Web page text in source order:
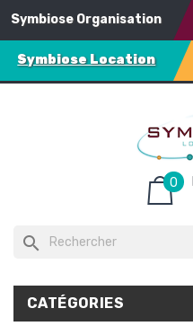
Symbiose Organisation
Symbiose Location
0
search
CATÉGORIES